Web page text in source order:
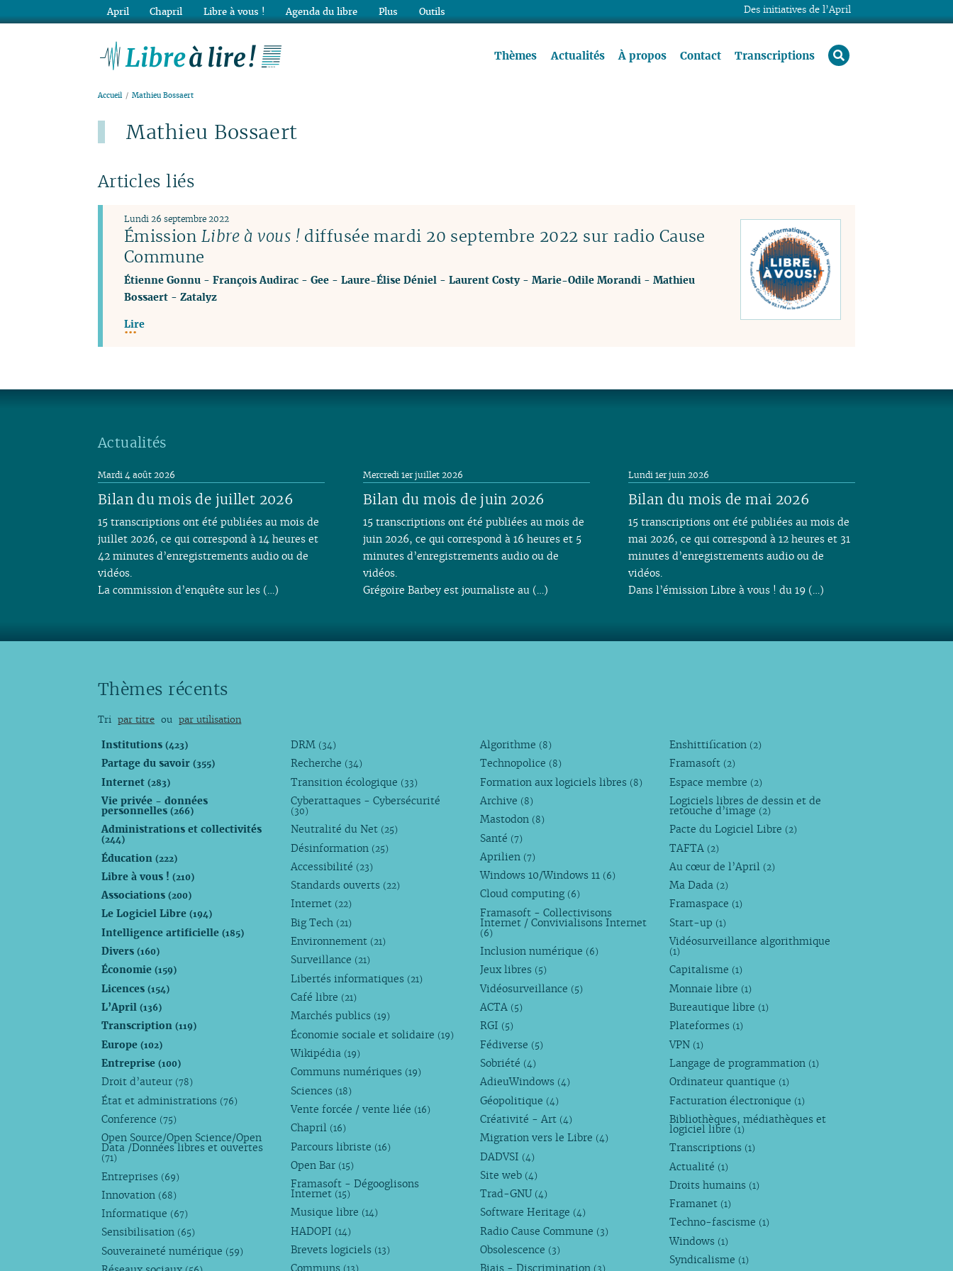
Thèmes Actualités À propos Contact Transcriptions rechercher
Accueil Mathieu Bossaert
Mathieu Bossaert
Articles liés
Émission Libre à vous !diffusée mardi 20 septembre 2022 sur radio Cause
Commune
Lundi 26 septembre 2022
Étienne Gonnu- François Audirac- Gee- Laure-Élise Déniel- Laurent Costy- Marie-Odile Morandi- Mathieu
Bossaert- Zatalyz
Lire
Actualités
Bilan du mois de juillet 2026
Mardi 4 août 2026
15 transcriptions ont été publiées au mois de
juillet 2026, ce qui correspond à 14 heures et
42 minutes d’enregistrements audio ou de
vidéos.
La commission d’enquête sur les (…)
Bilan du mois de juin 2026
Mercredi 1er juillet 2026
15 transcriptions ont été publiées au mois de
juin 2026, ce qui correspond à 16 heures et 5
minutes d’enregistrements audio ou de
vidéos.
Grégoire Barbey est journaliste au (…)
Bilan du mois de mai 2026
Lundi 1er juin 2026
15 transcriptions ont été publiées au mois de
mai 2026, ce qui correspond à 12 heures et 31
minutes d’enregistrements audio ou de
vidéos.
Dans l’émission Libre à vous ! du 19 (…)
Thèmes récents
Tri par titre ou par utilisation
Institutions(423)
Partage du savoir(355)
Internet(283)
Vie privée - données
personnelles(266)
Administrations et collectivités
(244)
Éducation(222)
Libre à vous !(210)
Associations(200)
Le Logiciel Libre(194)
Intelligence artificielle(185)
Divers(160)
Économie(159)
Licences(154)
L’April(136)
Transcription(119)
Europe(102)
Entreprise(100)
Droit d’auteur (78)
État et administrations (76)
Conference (75)
Open Source/Open Science/Open
Data /Données libres et ouvertes
(71)
Entreprises (69)
Innovation (68)
Informatique (67)
Sensibilisation (65)
Souveraineté numérique (59)
DRM (34)
Recherche (34)
Transition écologique (33)
Cyberattaques - Cybersécurité
(30)
Neutralité du Net (25)
Désinformation (25)
Accessibilité (23)
Standards ouverts (22)
Internet (22)
Big Tech (21)
Environnement (21)
Surveillance (21)
Libertés informatiques (21)
Café libre (21)
Marchés publics (19)
Économie sociale et solidaire (19)
Wikipédia (19)
Communs numériques (19)
Sciences (18)
Vente forcée / vente liée (16)
Chapril (16)
Parcours libriste (16)
Open Bar (15)
Framasoft - Dégooglisons
Internet (15)
Musique libre (14)
HADOPI (14)
Brevets logiciels (13)
Communs (13)
Algorithme (8)
Technopolice (8)
Formation aux logiciels libres (8)
Archive (8)
Mastodon (8)
Santé (7)
Aprilien (7)
Windows 10/Windows 11 (6)
Cloud computing (6)
Framasoft - Collectivisons
Internet / Convivialisons Internet
(6)
Inclusion numérique (6)
Jeux libres (5)
Vidéosurveillance (5)
ACTA (5)
RGI (5)
Fédiverse (5)
Sobriété (4)
AdieuWindows (4)
Géopolitique (4)
Créativité - Art (4)
Migration vers le Libre (4)
DADVSI (4)
Site web (4)
Trad-GNU (4)
Software Heritage (4)
Radio Cause Commune (3)
Obsolescence (3)
Biais - Discrimination (3)
Enshittification (2)
Framasoft (2)
Espace membre (2)
Logiciels libres de dessin et de
retouche d’image (2)
Pacte du Logiciel Libre (2)
TAFTA (2)
Au cœur de l’April (2)
Ma Dada (2)
Framaspace (1)
Start-up (1)
Vidéosurveillance algorithmique
(1)
Capitalisme (1)
Monnaie libre (1)
Bureautique libre (1)
Plateformes (1)
VPN (1)
Langage de programmation (1)
Ordinateur quantique (1)
Facturation électronique (1)
Bibliothèques, médiathèques et
logiciel libre (1)
Transcriptions (1)
Actualité (1)
Droits humains (1)
Framanet (1)
Techno-fascisme (1)
Windows (1)
Syndicalisme (1)
Des initiatives de l’April
April Chapril Libre à vous ! Agenda du libre Plus Outils